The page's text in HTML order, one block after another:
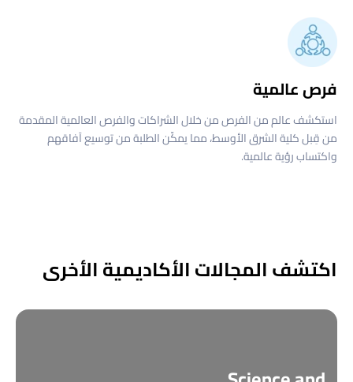
فرص عالمية
استكشف عالم من الفرص من خلال الشراكات والفرص العالمية المقدمة
من قِبل كلية الشرق الأوسط، مما يمكّن الطلبة من توسيع آفاقهم
واكتساب رؤية عالمية.
اكتشف المجالات الأكاديمية الأخرى